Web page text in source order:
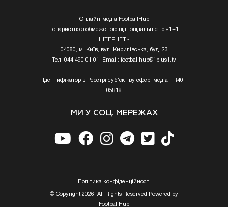
Онлайн-медіа FootballHub
Товариство з обмеженою відповідальністю «1+1
ІНТЕРНЕТ»
04080, м. Київ, вул. Кирилівська, буд. 23
Тел. 044 490 01 01, Email: footballhub@1plus1.tv
Ідентифікатор в Реєстрі суб’єктіву сфері медіа - R40-
05818
МИ У СОЦ. МЕРЕЖАХ
Полiтика конфiденцiйностi
© Copyright 2026, All Rights Reserved Powered by
FootballHub